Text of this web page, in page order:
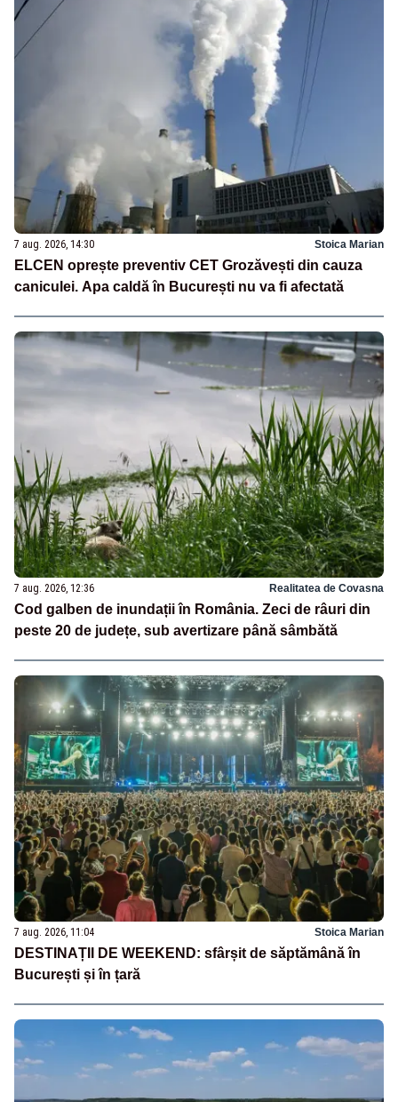
7 aug. 2026, 14:30 Stoica Marian
ELCEN oprește preventiv CET Grozăvești din cauza
caniculei. Apa caldă în București nu va fi afectată
7 aug. 2026, 12:36 Realitatea de Covasna
Cod galben de inundații în România. Zeci de râuri din
peste 20 de județe, sub avertizare până sâmbătă
7 aug. 2026, 11:04 Stoica Marian
DESTINAȚII DE WEEKEND: sfârșit de săptămână în
București și în țară